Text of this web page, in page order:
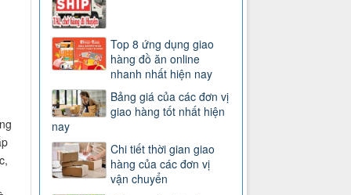
Top 8 ứng dụng giao
hàng đồ ăn online
nhanh nhất hiện nay
Bảng giá của các đơn vị
giao hàng tốt nhất hiện
nay
Chi tiết thời gian giao
hàng của các đơn vị
vận chuyển